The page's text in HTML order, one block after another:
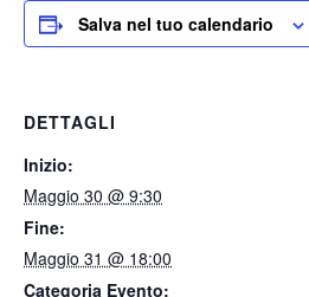
Salva nel tuo calendario
DETTAGLI
Inizio:
Maggio 30 @ 9:30
Fine:
Maggio 31 @ 18:00
Categoria Evento: